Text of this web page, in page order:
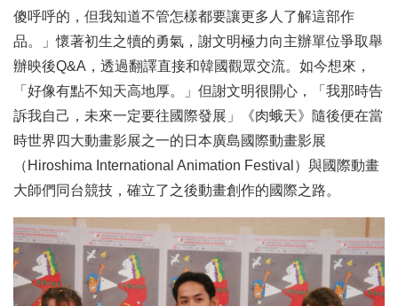
傻呼呼的，但我知道不管怎樣都要讓更多人了解這部作
品。」懷著初生之犢的勇氣，謝文明極力向主辦單位爭取舉
辦映後Q&A，透過翻譯直接和韓國觀眾交流。如今想來，
「好像有點不知天高地厚。」但謝文明很開心，「我那時告
訴我自己，未來一定要往國際發展」《肉蛾天》隨後便在當
時世界四大動畫影展之一的日本廣島國際動畫影展
（Hiroshima International Animation Festival）與國際動畫
大師們同台競技，確立了之後動畫創作的國際之路。